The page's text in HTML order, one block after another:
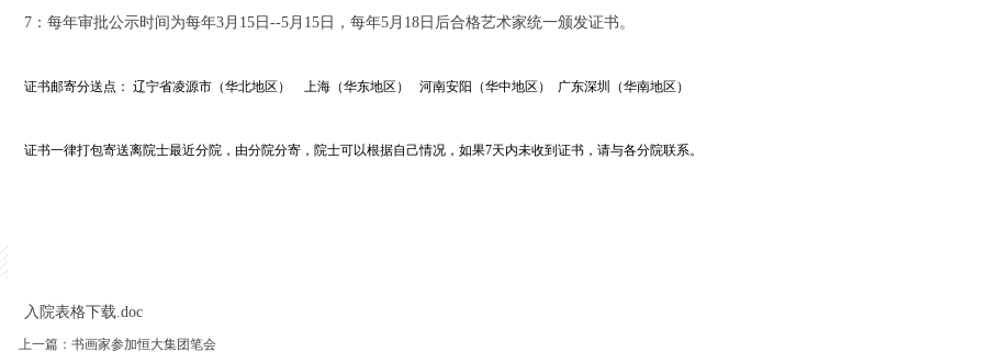
7：每年审批公示时间为每年3月15日--5月15日，每年5月18日后合格艺术家统一颁发证书。
证书邮寄分送点： 辽宁省凌源市（华北地区） 上海（华东地区） 河南安阳（华中地区） 广东深圳（华南地区）
证书一律打包寄送离院士最近分院，由分院分寄，院士可以根据自己情况，如果7天内未收到证书，请与各分院联系。
入院表格下载.doc
上一篇： 书画家参加恒大集团笔会